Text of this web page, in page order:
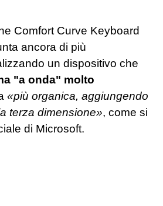
Comfort Curve Keyboard
ancora di più
un dispositivo che
"a onda" molto
«più organica, aggiungendo
terza dimensione», come si
di Microsoft.